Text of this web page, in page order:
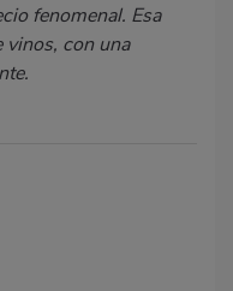
fenomenal. Esa
vinos, con una